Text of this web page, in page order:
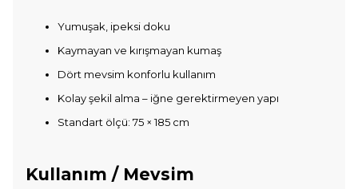
Yumuşak, ipeksi doku
Kaymayan ve kırışmayan kumaş
Dört mevsim konforlu kullanım
Kolay şekil alma – iğne gerektirmeyen yapı
Standart ölçü: 75 × 185 cm
Kullanım / Mevsim